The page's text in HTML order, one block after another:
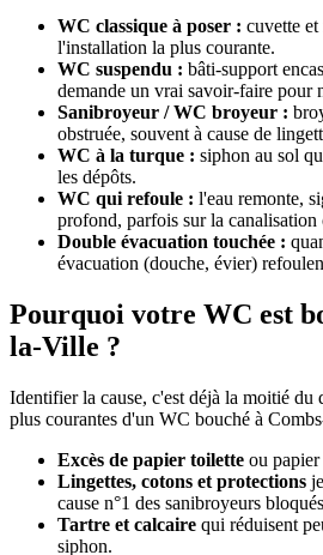
WC classique à poser : cuvette et
l'installation la plus courante.
WC suspendu : bâti-support
demande un vrai savoir-faire pour
Sanibroyeur / WC broyeur :
obstruée, souvent à cause de
WC à la turque : siphon au sol
les dépôts.
WC qui refoule : l'eau remonte,
profond, parfois sur la canalisation
Double évacuation touchée :
évacuation (douche, évier)
Pourquoi votre WC est
la-Ville ?
Identifier la cause, c'est déjà la moitié du
plus courantes d'un WC bouché à
Excès de papier toilette ou
Lingettes, cotons et protections
cause n°1 des sanibroyeurs
Tartre et calcaire qui réduisent
siphon.